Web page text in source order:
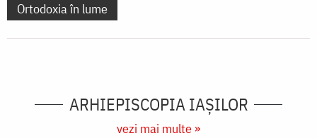
Ortodoxia în lume
ARHIEPISCOPIA IAŞILOR
vezi mai multe »